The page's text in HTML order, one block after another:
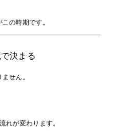
の時期です。
決まる
せん。
れが変わります。